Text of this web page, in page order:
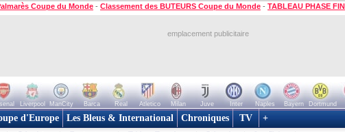
Coupe du Monde - Classement des BUTEURS Coupe du Monde - TABLEAU PHASE
emplacement publicitaire
Liverpool ManCity Barca Real Atletico Milan Juve Inter Naples Bayern
Dortmund
d'Europe Les Bleus & International Chroniques TV +